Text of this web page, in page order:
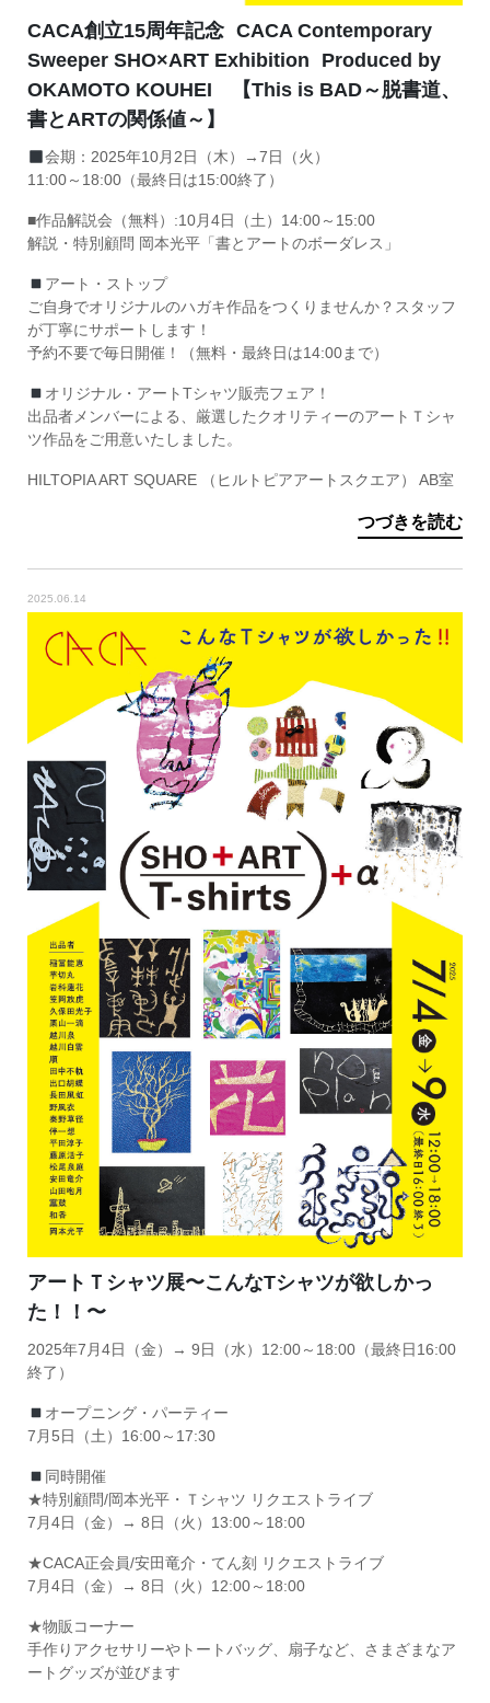
CACA創立15周年記念 CACA Contemporary
Sweeper SHO×ART Exhibition Produced by
OKAMOTO KOUHEI 【This is BAD～脱書道、
書とARTの関係値～】
会期：2025年10月2日（木）→7日（火）
11:00～18:00（最終日は15:00終了）
■作品解説会（無料）:10月4日（土）14:00～15:00
解説・特別顧問 岡本光平「書とアートのボーダレス」
アート・ストップ
ご自身でオリジナルのハガキ作品をつくりませんか？スタッフ
が丁寧にサポートします！
予約不要で毎日開催！（無料・最終日は14:00まで）
オリジナル・アートTシャツ販売フェア！
出品者メンバーによる、厳選したクオリティーのアートＴシャ
ツ作品をご用意いたしました。
HILTOPIA ART SQUARE （ヒルトピアアートスクエア） AB室
つづきを読む
2025.06.14
アートＴシャツ展〜こんなTシャツが欲しかっ
た！！〜
2025年7月4日（金）→ 9日（水）12:00～18:00（最終日16:00
終了）
オープニング・パーティー
7月5日（土）16:00～17:30
同時開催
★特別顧問/岡本光平・Ｔシャツ リクエストライブ
7月4日（金）→ 8日（火）13:00～18:00
★CACA正会員/安田竜介・てん刻 リクエストライブ
7月4日（金）→ 8日（火）12:00～18:00
★物販コーナー
手作りアクセサリーやトートバッグ、扇子など、さまざまなア
ートグッズが並びます